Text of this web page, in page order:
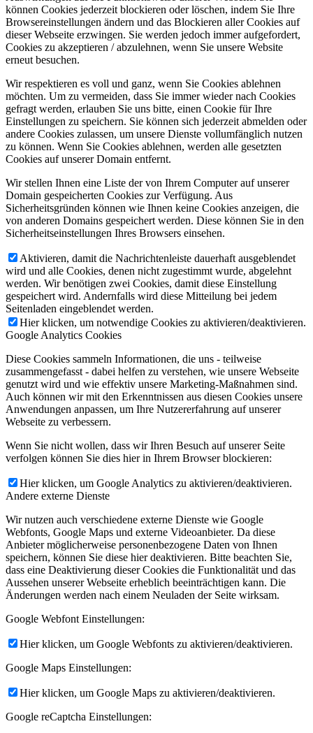
können Cookies jederzeit blockieren oder löschen, indem Sie Ihre
Browsereinstellungen ändern und das Blockieren aller Cookies auf
dieser Webseite erzwingen. Sie werden jedoch immer aufgefordert,
Cookies zu akzeptieren / abzulehnen, wenn Sie unsere Website
erneut besuchen.
Wir respektieren es voll und ganz, wenn Sie Cookies ablehnen
möchten. Um zu vermeiden, dass Sie immer wieder nach Cookies
gefragt werden, erlauben Sie uns bitte, einen Cookie für Ihre
Einstellungen zu speichern. Sie können sich jederzeit abmelden oder
andere Cookies zulassen, um unsere Dienste vollumfänglich nutzen
zu können. Wenn Sie Cookies ablehnen, werden alle gesetzten
Cookies auf unserer Domain entfernt.
Wir stellen Ihnen eine Liste der von Ihrem Computer auf unserer
Domain gespeicherten Cookies zur Verfügung. Aus
Sicherheitsgründen können wie Ihnen keine Cookies anzeigen, die
von anderen Domains gespeichert werden. Diese können Sie in den
Sicherheitseinstellungen Ihres Browsers einsehen.
Aktivieren, damit die Nachrichtenleiste dauerhaft ausgeblendet
wird und alle Cookies, denen nicht zugestimmt wurde, abgelehnt
werden. Wir benötigen zwei Cookies, damit diese Einstellung
gespeichert wird. Andernfalls wird diese Mitteilung bei jedem
Seitenladen eingeblendet werden.
Hier klicken, um notwendige Cookies zu aktivieren/deaktivieren.
Google Analytics Cookies
Diese Cookies sammeln Informationen, die uns - teilweise
zusammengefasst - dabei helfen zu verstehen, wie unsere Webseite
genutzt wird und wie effektiv unsere Marketing-Maßnahmen sind.
Auch können wir mit den Erkenntnissen aus diesen Cookies unsere
Anwendungen anpassen, um Ihre Nutzererfahrung auf unserer
Webseite zu verbessern.
Wenn Sie nicht wollen, dass wir Ihren Besuch auf unserer Seite
verfolgen können Sie dies hier in Ihrem Browser blockieren:
Hier klicken, um Google Analytics zu aktivieren/deaktivieren.
Andere externe Dienste
Wir nutzen auch verschiedene externe Dienste wie Google
Webfonts, Google Maps und externe Videoanbieter. Da diese
Anbieter möglicherweise personenbezogene Daten von Ihnen
speichern, können Sie diese hier deaktivieren. Bitte beachten Sie,
dass eine Deaktivierung dieser Cookies die Funktionalität und das
Aussehen unserer Webseite erheblich beeinträchtigen kann. Die
Änderungen werden nach einem Neuladen der Seite wirksam.
Google Webfont Einstellungen:
Hier klicken, um Google Webfonts zu aktivieren/deaktivieren.
Google Maps Einstellungen:
Hier klicken, um Google Maps zu aktivieren/deaktivieren.
Google reCaptcha Einstellungen: